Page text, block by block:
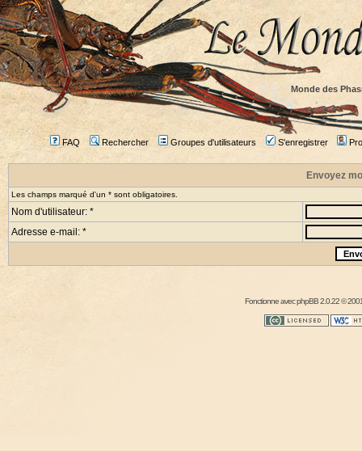
Monde des
FAQ Rechercher Groupes d'utilisateurs S'enregistrer
Envoyez
Les champs marqué d'un * sont obligatoires.
Nom d'utilisateur: *
Adresse e-mail: *
Fonctionne avecphpBB2.0.22 ©